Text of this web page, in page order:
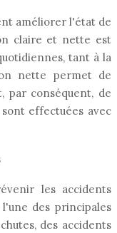
améliorer l'état de
claire et nette est
tant à la
nette permet de
par conséquent, de
effectuées avec
les accidents
des principales
des accidents